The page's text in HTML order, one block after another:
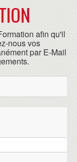
afin qu'il
nous vos
par E-Mail